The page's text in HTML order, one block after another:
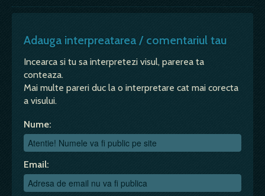
Adauga interpreatarea / comentariul tau
Incearca si tu sa interpretezi visul, parerea ta
conteaza.
Mai multe pareri duc la o interpretare cat mai corecta
a visului.
Nume:
Email: